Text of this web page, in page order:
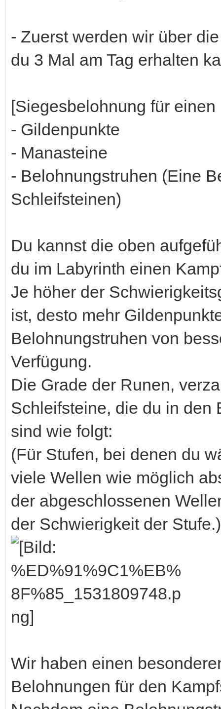
- Zuerst werden wir über
du 3 Mal am Tag erhalten
[Siegesbelohnung für einen
- Gildenpunkte
- Manasteine
- Belohnungstruhen (Eine
Schleifsteinen)
Du kannst die oben
du im Labyrinth einen
Je höher der
ist, desto mehr
Belohnungstruhen von
Verfügung.
Die Grade der Runen,
Schleifsteine, die du in den
sind wie folgt:
(Für Stufen, bei denen du
viele Wellen wie möglich
der abgeschlossenen
der Schwierigkeit der Stufe.)
Wir haben einen
Belohnungen für den